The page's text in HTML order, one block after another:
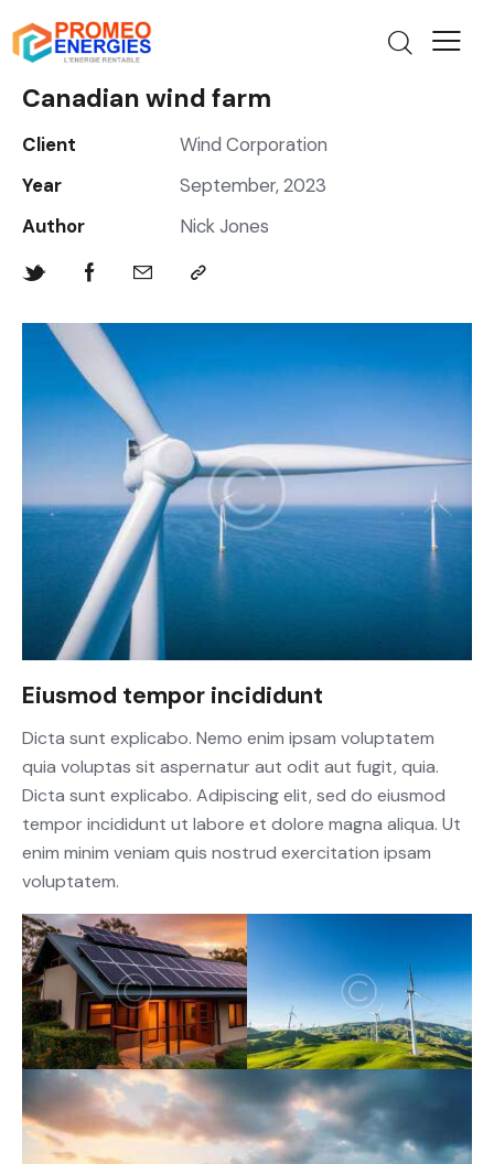
Canadian wind farm
Client
Wind Corporation
Year
September, 2023
Author
Nick Jones
Eiusmod tempor incididunt
Dicta sunt explicabo. Nemo enim ipsam voluptatem
quia voluptas sit aspernatur aut odit aut fugit, quia.
Dicta sunt explicabo. Adipiscing elit, sed do eiusmod
tempor incididunt ut labore et dolore magna aliqua. Ut
enim minim veniam quis nostrud exercitation ipsam
voluptatem.